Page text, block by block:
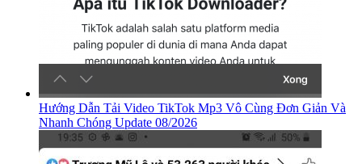
Hướng Dẫn Tải Video TikTok Mp3 Vô Cùng Đơn Giản Và
Nhanh Chóng Update 08/2026